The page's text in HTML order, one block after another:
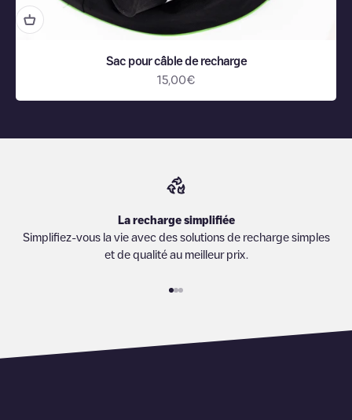
Sac pour câble de recharge
Prix de vente
15,00€
La recharge simplifiée
Simplifiez-vous la vie avec des solutions de recharge simples
et de qualité au meilleur prix.